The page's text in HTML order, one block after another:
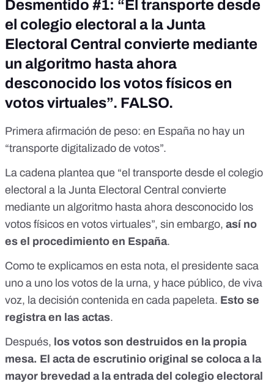
prensa celebrada en Londres el año pasado, el consejero
delegado de la compañía, Antonio Mugica, “aclaró” que,
hasta en ese momento, “no podían precisar el número
exacto”. (PILLADO). «La vulnerabilidad es asombrosa»,
apuntó Matthew Green, criptógrafo en la Universidad Johns
Hopkins. «En unas elecciones normales no hay una sola
persona que pueda cometer fraude sin ser detectado
durante todo el proceso, pero con este sistema que
desarrollaron, se podría hacer perfectamente». De hecho, -
la empresa SMARTMATIC y también, de SCYTL, (Scytl
Secure Electronic vote, S.A. es un proveedor catalán de
SOBRE EL SISTEMA SMARTMATIC, ¿Quién es Lord Mark
Únicamente decir que este hombre es parte de la Open
Society y que fue el MISMO SISTEMA USADO EN
VENEZUELA, Y ADQUIRIDO POR INDRA PARA ESTAS
ELECCIONES GENERALES DEL 28 DE ABRIL 2019 EN
ESPAÑA. Indra Sistemas, S.A., es una empresa
sobre transporte, defensa, energía, telecomunicaciones,
servicios financieros, etc., al sector público. Es una de las
de las tres empresas españolas que se encuentran entre las
100 mayores compañías mundiales del sector de defensa y
TAL ANTONIO MÚGICA Y EL CUAL LORD MARK
MALLOCH BROWN FORMAN PARTE DE LA JUNTA
GLOBAL DE LA OPEN SOCIETY FOUNDATIONS,
FUNDADA POR GEORGE SOROS! (Parte de la fuente
Desmentido #1: “El transporte desde
el colegio electoral a la Junta
Electoral Central convierte mediante
un algoritmo hasta ahora
desconocido los votos físicos en
votos virtuales”. FALSO.
Primera afirmación de peso: en España no hay un
“transporte digitalizado de votos”.
La cadena plantea que “el transporte desde el colegio
electoral a la Junta Electoral Central convierte
mediante un algoritmo hasta ahora desconocido los
votos físicos en votos virtuales”, sin embargo, así no
es el procedimiento en España.
Como te explicamos en esta nota, el presidente saca
uno a uno los votos de la urna, y hace público, de viva
voz, la decisión contenida en cada papeleta. Esto se
registra en las actas.
Después, los votos son destruidos en la propia
mesa. El acta de escrutinio original se coloca a la
mayor brevedad a la entrada del colegio electoral